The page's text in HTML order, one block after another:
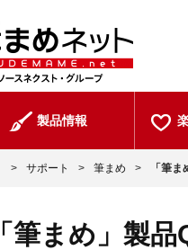
製品情報
> サポート > 筆まめ > 「筆
「筆まめ」製品